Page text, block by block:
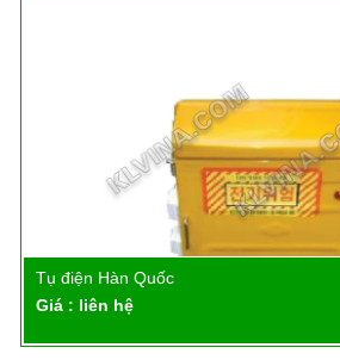
Tụ điện Hàn Quốc
Giá : liên hệ